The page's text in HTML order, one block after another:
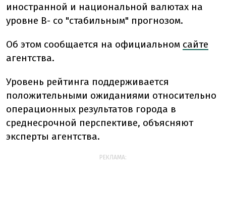
иностранной и национальной валютах на
уровне В- со "стабильным" прогнозом.
Об этом сообщается на официальном сайте
агентства.
Уровень рейтинга поддерживается
положительными ожиданиями относительно
операционных результатов города в
среднесрочной перспективе, объясняют
эксперты агентства.
РЕКЛАМА: